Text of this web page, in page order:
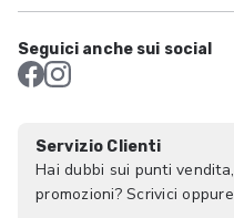
Seguici anche sui social
Servizio Clienti
Hai dubbi sui punti
promozioni? Scrivici